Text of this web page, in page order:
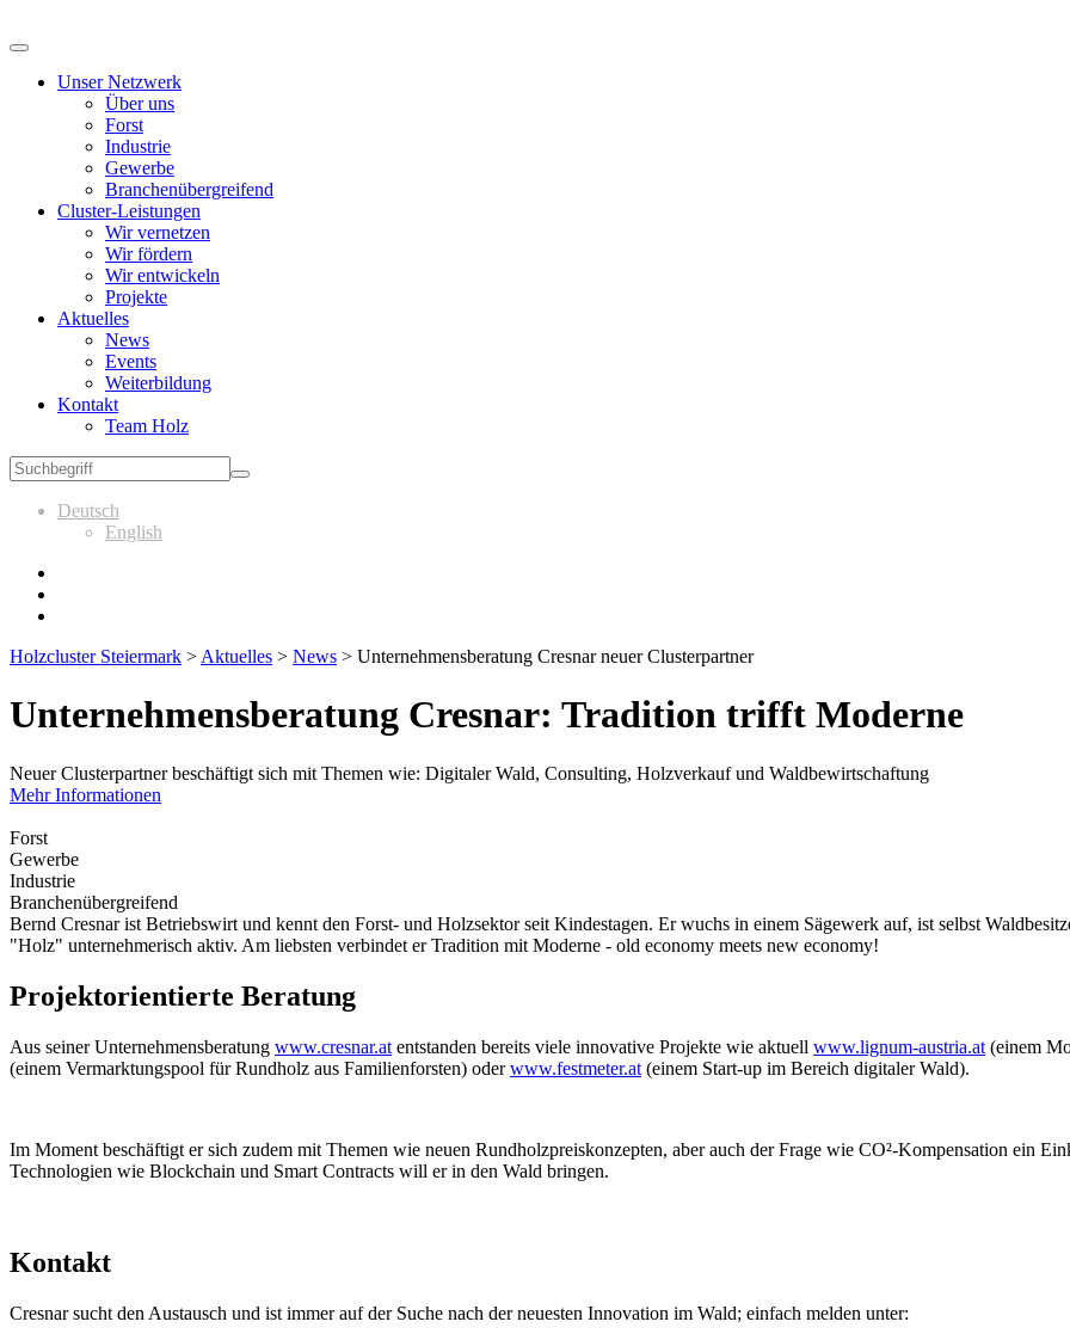
Unser Netzwerk
Über uns
Forst
Industrie
Gewerbe
Branchenübergreifend
Cluster-Leistungen
Wir vernetzen
Wir fördern
Wir entwickeln
Projekte
Aktuelles
News
Events
Weiterbildung
Kontakt
Team Holz
Deutsch
English
Holzcluster Steiermark > Aktuelles > News > Unternehmensberatung Cresnar neuer Clusterpartner
Unternehmensberatung Cresnar: Tradition trifft Moderne
Neuer Clusterpartner beschäftigt sich mit Themen wie: Digitaler Wald, Consulting, Holzverkauf und Waldbewirtschaftung
Mehr Informationen
Forst
Gewerbe
Industrie
Branchenübergreifend
Bernd Cresnar ist Betriebswirt und kennt den Forst- und Holzsektor seit Kindestagen. Er wuchs in einem Sägewerk auf, ist selbst
"Holz" unternehmerisch aktiv. Am liebsten verbindet er Tradition mit Moderne - old economy meets new economy!
Projektorientierte Beratung
Aus seiner Unternehmensberatung www.cresnar.at entstanden bereits viele innovative Projekte wie aktuell www.lignum-austria.at (einem
(einem Vermarktungspool für Rundholz aus Familienforsten) oderwww.festmeter.at (einem Start-up im Bereich digitaler Wald).
Im Moment beschäftigt er sich zudem mit Themen wie neuen Rundholzpreiskonzepten, aber auch der Frage wie CO²-Kompensation ein
Technologien wie Blockchain und Smart Contracts will er in den Wald bringen.
Kontakt
Cresnar sucht den Austausch und ist immer auf der Suche nach der neuesten Innovation im Wald; einfach melden unter: